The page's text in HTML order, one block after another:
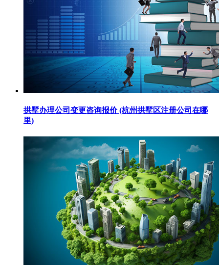
拱墅办理公司变更咨询报价 (杭州拱墅区注册公司在哪
里)